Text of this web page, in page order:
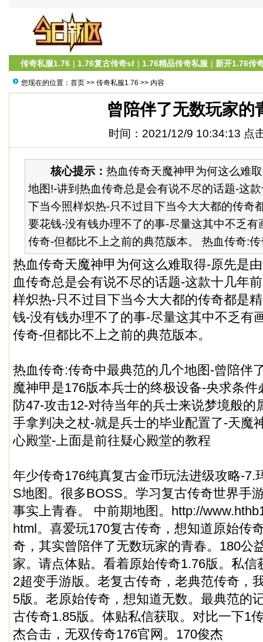
传奇私服1.76 | 1.76复古传奇sf | 1.76精品传奇私服 | 新开1.76传
您现在的位置： 首页 >> 传奇私服1.76 >> 内容
曾陪伴了无数玩家的
时间：2021/12/9 10:34:13 点
核心提示： 热血传奇天魔神甲为何这么难
地图!-讲到热血传奇总是会有说不尽的话题-这
下当今照样炽热-只不过目下当今大大都的传奇
要花钱-没有钱办理不了的事-尽量这其中不乏有
传奇-但都比不上之前的典范版本。 热血传奇:
热血传奇天魔神甲为何这么难取得-原先是
血传奇总是会有说不尽的话题-这款十几年
样炽热-只不过目下当今大大都的传奇都是
钱-没有钱办理不了的事-尽量这其中不乏有
传奇-但都比不上之前的典范版本。
热血传奇:传奇中最典范的几个地图-曾陪伴
魔神甲是176版本兵士的终极设备-央求条件
防47-攻击12-对待当年的兵士来说梦境般的
手拿判决之杖-就是兵士的毕业配置了-天魔
心殿堂-上面是前往疑心殿堂的教程
年少传奇176纯真复古金币玩法进级攻略-7.
S地图。很多BOSS。学习复古传奇世界手
事实上青春。 中前期地图。 http://
html。喜爱玩170复古传奇，想知道原始传
奇，其实曾陪伴了无数玩家的青春。180公
家。请点体贴。看着原始传奇1.76版。私信
2超变手游版。老复古传奇，老典范传奇，
5版。老原始传奇，想知道无数。最典范的
古传奇1.85版。体贴私信获取。对比一下1
杰合击，无双传奇176官网。170俊杰